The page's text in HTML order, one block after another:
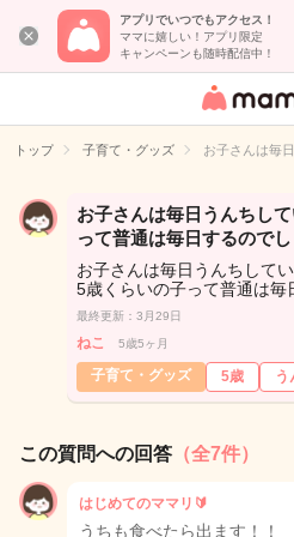
アプリでいつでもアクセス！
ママに嬉しい！アプリ限定
キャンペーンも随時配信中！
女性専用匿
イト
トップ 子育て・グッズ お子さんは毎
お子さんは毎日うんちし
って普通は毎日するので
お子さんは毎日うんちして
5歳くらいの子って普通は毎
最終更新：3月29日
ねこ 5歳5ヶ月
子育て・グッズ 5歳 う
この質問への回答 （全7件）
はじめてのママリ🔰
うちも食べたら出ます！！